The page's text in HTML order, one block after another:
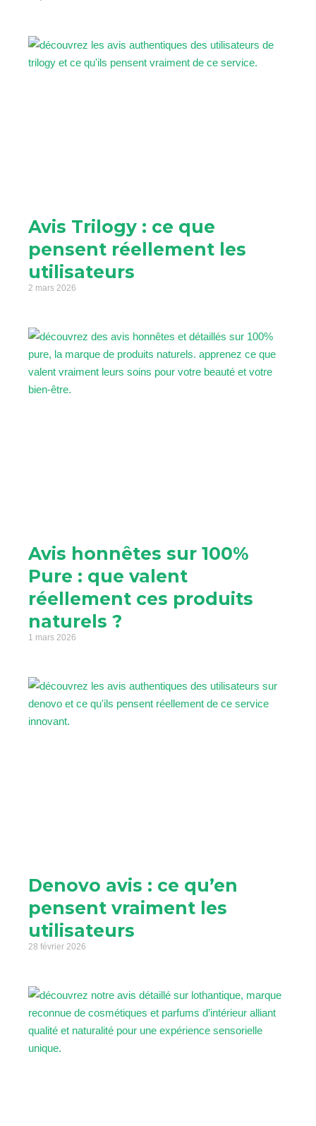
Avis Trilogy : ce que
pensent réellement les
utilisateurs
2 mars 2026
Avis honnêtes sur 100%
Pure : que valent
réellement ces produits
naturels ?
1 mars 2026
Denovo avis : ce qu’en
pensent vraiment les
utilisateurs
28 février 2026